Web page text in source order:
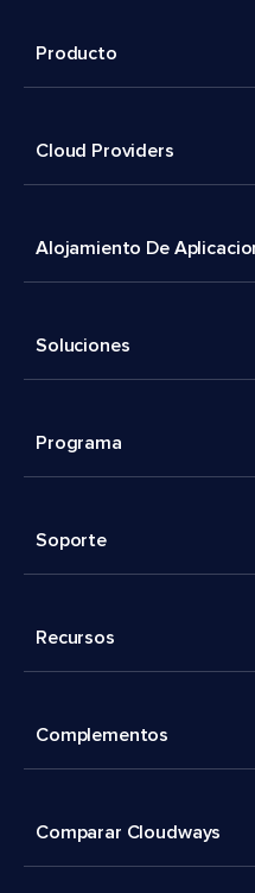
Producto
Cloud Providers
Alojamiento De
Soluciones
Programa
Soporte
Recursos
Complementos
Comparar Cloudways